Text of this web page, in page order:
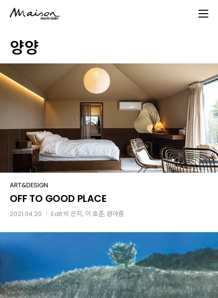
content
양양
OFF
TO
GOOD
ART&DESIGN
OFF TO GOOD PLACE
2021.04.20 Edit박 은지, 이 호준, 권아름